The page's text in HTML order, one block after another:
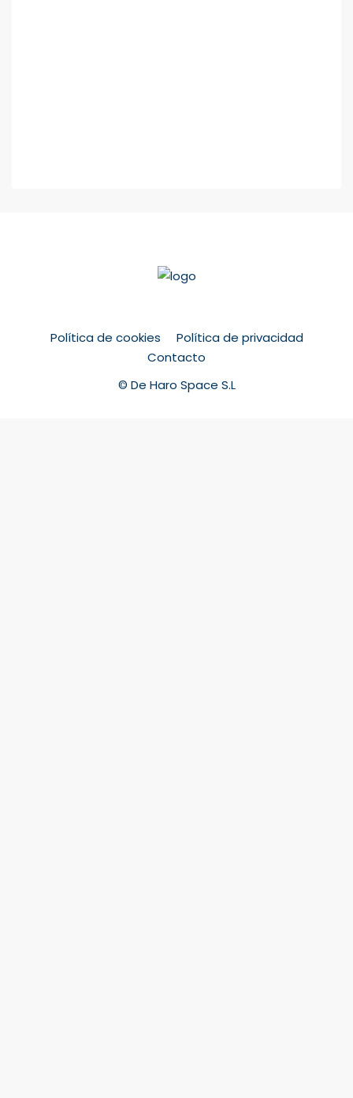
Política de cookies
Política de privacidad
Contacto
© De Haro Space S.L